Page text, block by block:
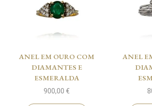
ANEL EM OURO COM
DIAMANTES E
ESMERALDA
900,00 €
ANEL